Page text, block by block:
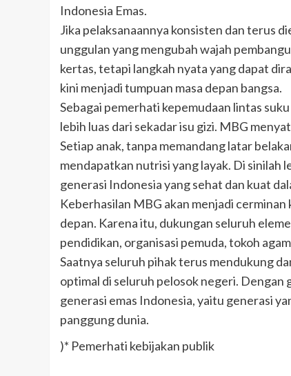
Indonesia Emas.
Jika pelaksanaannya konsisten dan terus
unggulan yang mengubah wajah
kertas, tetapi langkah nyata yang dapat
kini menjadi tumpuan masa depan bangsa.
Sebagai pemerhati kepemudaan lintas
lebih luas dari sekadar isu gizi. MBG
Setiap anak, tanpa memandang latar
mendapatkan nutrisi yang layak. Di sinilah
generasi Indonesia yang sehat dan kuat
Keberhasilan MBG akan menjadi cerminan
depan. Karena itu, dukungan seluruh
pendidikan, organisasi pemuda, tokoh
Saatnya seluruh pihak terus mendukung
optimal di seluruh pelosok negeri. Dengan
generasi emas Indonesia, yaitu generasi
panggung dunia.
)* Pemerhati kebijakan publik